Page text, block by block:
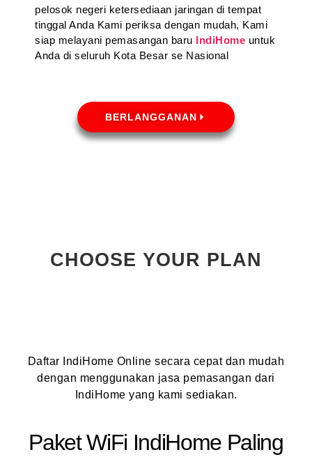
pelosok negeri ketersediaan jaringan di tempat
tinggal Anda Kami periksa dengan mudah, Kami
siap melayani pemasangan baru IndiHome untuk
Anda di seluruh Kota Besar se Nasional
BERLANGGANAN
CHOOSE YOUR PLAN
Daftar IndiHome Online secara cepat dan mudah
dengan menggunakan jasa pemasangan dari
IndiHome yang kami sediakan.
Paket WiFi IndiHome Paling